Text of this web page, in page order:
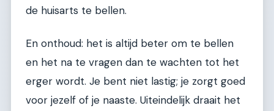
de huisarts te bellen.
En onthoud: het is altijd beter om te bellen
en het na te vragen dan te wachten tot het
erger wordt. Je bent niet lastig; je zorgt goed
voor jezelf of je naaste. Uiteindelijk draait het